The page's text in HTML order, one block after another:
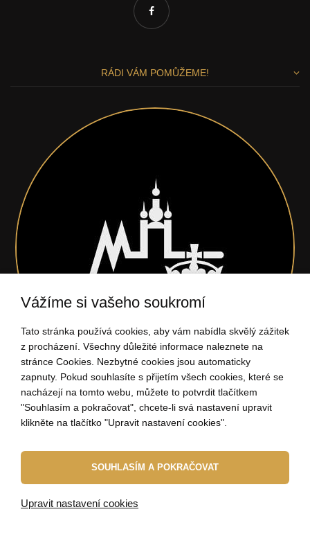
RÁDI VÁM POMŮŽEME!
704 034 135
(Po - Pá: 9:00-15:00)
ahoj@elbeza.cz
Internetový obchod
Vážíme si vašeho soukromí
Tato stránka používá cookies, aby vám nabídla skvělý zážitek
z procházení. Všechny důležité informace naleznete na
stránce Cookies. Nezbytné cookies jsou automaticky
zapnuty. Pokud souhlasíte s přijetím všech cookies, které se
nacházejí na tomto webu, můžete to potvrdit tlačítkem
"Souhlasím a pokračovat", chcete-li svá nastavení upravit
klikněte na tlačítko "Upravit nastavení cookies".
SOUHLASÍM A POKRAČOVAT
Upravit nastavení cookies